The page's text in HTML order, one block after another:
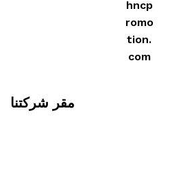
hncp
romo
tion.
com
مقر شركتنا